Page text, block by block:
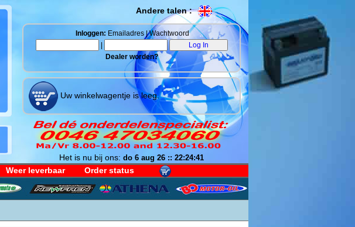
Andere talen :
Inloggen: Emailadres | Wachtwoord
Dealer worden?
Uw winkelwagentje is leeg.
Het is nu bij ons: do 6 aug 26 :: 22:24:41
Weer leverbaar Order status